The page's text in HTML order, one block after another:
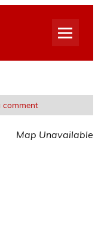
comment
Map Unavailable